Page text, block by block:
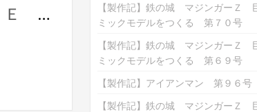
【製作記】超時空要塞マクロス ＶＦ－１ ＶＡＬＫＹＲＩＥ 第２６号
【製作記】鉄の城 マジンガーＺ
ミックモデルをつくる 第７０号
【製作記】鉄の城 マジンガーＺ
ミックモデルをつくる 第６９号
【製作記】アイアンマン 第９６号
【製作記】鉄の城 マジンガーＺ